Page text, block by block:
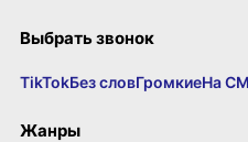
Выбрать звонок
TikTokБез словГромкиеНа
Жанры